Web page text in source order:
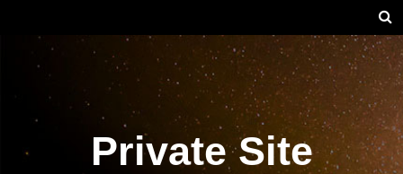
Private Site